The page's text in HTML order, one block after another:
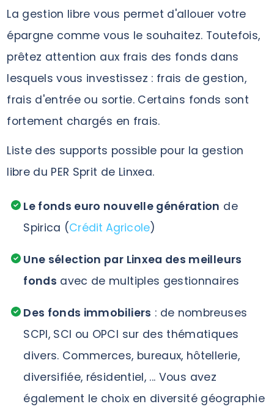
La gestion libre vous permet d'allouer votre
épargne comme vous le souhaitez. Toutefois,
prêtez attention aux frais des fonds dans
lesquels vous investissez : frais de gestion,
frais d'entrée ou sortie. Certains fonds sont
fortement chargés en frais.
Liste des supports possible pour la gestion
libre du PER Sprit de Linxea.
Le fonds euro nouvelle génération de
Spirica (Crédit Agricole)
Une sélection par Linxea des meilleurs
fonds avec de multiples gestionnaires
Des fonds immobiliers : de nombreuses
SCPI, SCI ou OPCI sur des thématiques
divers. Commerces, bureaux, hôtellerie,
diversifiée, résidentiel, ... Vous avez
également le choix en diversité géographie